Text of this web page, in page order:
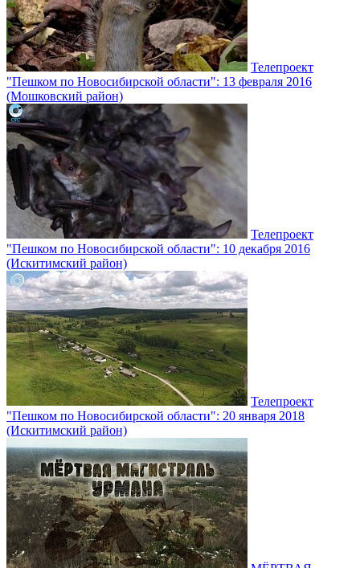
Телепроект
"Пешком по Новосибирской области": 13 февраля 2016
(Мошковский район)
Телепроект
"Пешком по Новосибирской области": 10 декабря 2016
(Искитимский район)
Телепроект
"Пешком по Новосибирской области": 20 января 2018
(Искитимский район)